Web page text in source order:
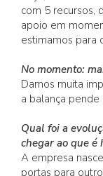
com 5 recursos,
apoio em
estimamos para
No momento:
Damos muita
a balança pende
Qual foi a
chegar ao que é
A empresa
portas para